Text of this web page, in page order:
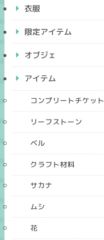
衣服
限定アイテム
オブジェ
アイテム
コンプリートチケット
リーフストーン
ベル
クラフト材料
サカナ
ムシ
花